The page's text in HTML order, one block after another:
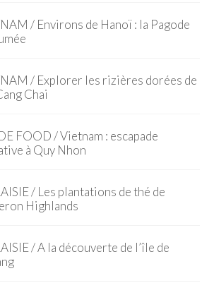
/ Environs de Hanoï : la Pagode
/ Explorer les rizières dorées de
Chai
FOOD / Vietnam : escapade
à Quy Nhon
/ Les plantations de thé de
Highlands
/ A la découverte de l’île de